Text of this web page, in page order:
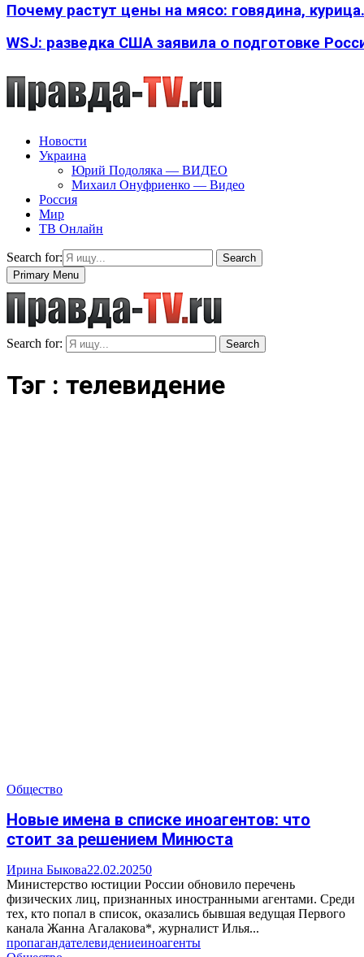
Почему растут цены на мясо: говядина,
WSJ: разведка США заявила о подготовке
Новости
Украина
Юрий Подоляка — ВИДЕО
Михаил Онуфриенко — Видео
Россия
Мир
ТВ Онлайн
Search for:
Search
Primary Menu
Search for: Search
Тэг : телевидение
Общество
Новые имена в списке иноагентов: что
стоит за решением Минюста
Ирина Быкова22.02.20250
Министерство юстиции России обновило перечень
физических лиц, признанных иностранными агентами. Среди
тех, кто попал в список, оказались бывшая ведущая Первого
канала Жанна Агалакова*, журналист Илья...
пропагандателевидениеиноагенты